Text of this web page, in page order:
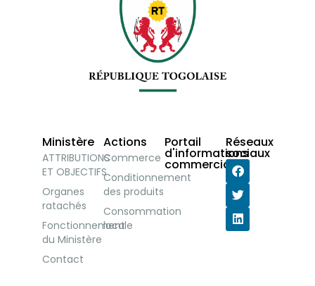
Ministère
ATTRIBUTIONS
ET OBJECTIFS
Organes
ratachés
Fonctionnement
du Ministère
Contact
Actions
Commerce
Conditionnement
des produits
Consommation
locale
Portail
d'informations
commerciales
Réseaux
sociaux